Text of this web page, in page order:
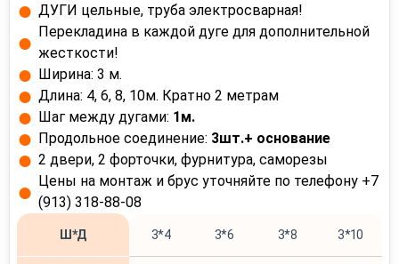
ДУГИ цельные, труба электросварная!
Перекладина в каждой дуге для дополнительной
жесткости!
Ширина: 3 м.
Длина: 4, 6, 8, 10м. Кратно 2 метрам
Шаг между дугами: 1м.
Продольное соединение: 3шт.+ основание
2 двери, 2 форточки, фурнитура, саморезы
Цены на монтаж и брус уточняйте по телефону +7
(913) 318-88-08
Ш*Д 3*4 3*6 3*8 3*10